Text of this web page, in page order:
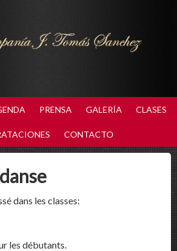
PRENSA GALERÍA CLASES
CONTACTO
dans les classes:
les débutants.